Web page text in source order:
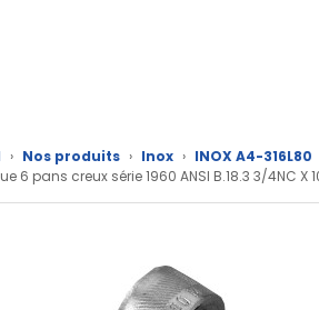
› Nos produits › Inox › INOX A4-316L80
6 pans creux série 1960 ANSI B.18.3 3/4NC X